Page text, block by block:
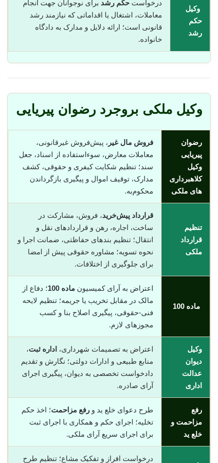
وکیل
حکم
رشد
درخواست حکم رشد برای نوجوانان جهت انجام
معاملات، اشتغال یا اقداماتی که نیازمند رشد
قانونی است؛ ارائه دلایل و مدارک به دادگاه
خانواده.
وکیل ملکی بروجرد رضوان پیریایی
رضوان
پیریایی
وکیل
کلاهبرداری
های ملکی
فروش مال غیر ، پیش‌فروش غیرقانونی،
معاملات معارض، سوء‌استفاده از اسناد، جعل
سند؛ تنظیم شکایت کیفری و حقوقی، کشف
مدارک، توقیف اموال و پیگیری بازگرداندن
محکوم‌به.
تنظیم
قرارداد
ملکی
قرارداد پیش‌خرید، فروش، مشارکت در
ساخت، اجاره، رهن و قراردادهای نقل و
انتقال؛ تنظیم بندهای حفاظتی، ضمانت اجرا و
نحوه تسویه؛ مشاوره حقوقی پیش از امضا
برای جلوگیری از اختلافات.
ماده 100
اعتراض به آرای کمیسیون ماده 100
؛ دفاع از
مالک در مقابل تخریب یا جریمه؛ تنظیم لایحه
فنی-حقوقی، پیگیری اصلاح بنا و کسب
مجوزهای لازم.
وکیل
دیوان
عدالت
اداری
اعتراض به تصمیمات شهرداری، اداره ثبت،
منابع طبیعی و ادارات دولتی؛ نگارش و تقدیم
دادخواست تخصصی به دیوان، پیگیری اجرای
آرای صادره.
رفع
مزاحمت و
خلع ید
طرح دعوای خلع ید و رفع مزاحمت؛ اخذ حکم
تخلیه؛ اجرای حکم و همکاری با اجرای ثبت
برای اجرای سریع آرای ملکی.
درخواست افراز و تفکیک مشاع؛ تنظیم طرح